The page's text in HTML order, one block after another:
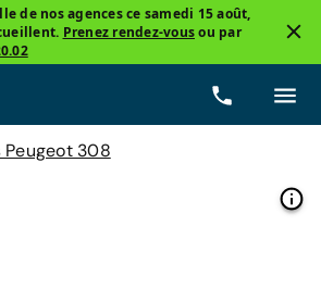
de nos agences ce samedi 15 août,
Prenez rendez-vousou par
308